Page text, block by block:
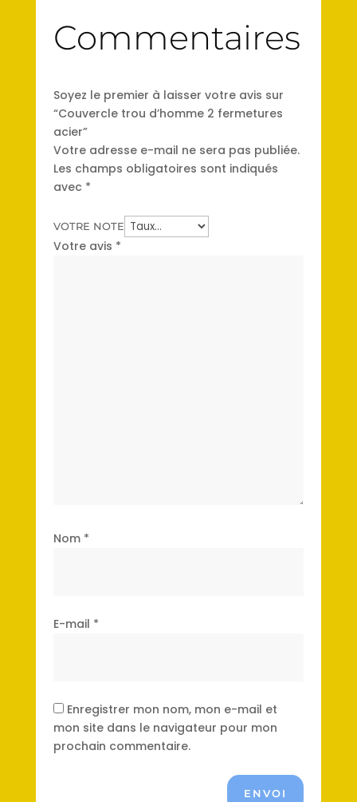
Commentaires
Soyez le premier à laisser votre avis sur
“Couvercle trou d’homme 2 fermetures
acier”
Votre adresse e-mail ne sera pas publiée.
Les champs obligatoires sont indiqués
avec *
VOTRE NOTE
Votre avis *
Nom *
E-mail *
Enregistrer mon nom, mon e-mail et
mon site dans le navigateur pour mon
prochain commentaire.
ENVOI